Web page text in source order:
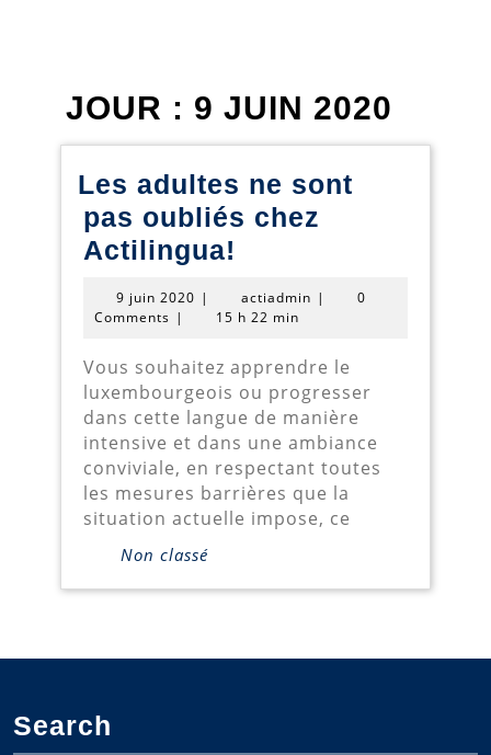
JOUR : 9 JUIN 2020
Les adultes ne sont
pas oubliés chez
Actilingua!
ne
pas
oubliés
chez
Actilingua!
9 juin 2020
juin
| actiadmin actiadmin
|
0
Comments | 15 h 22 min
Vous souhaitez apprendre le
luxembourgeois ou progresser
dans cette langue de manière
intensive et dans une ambiance
conviviale, en respectant toutes
les mesures barrières que la
situation actuelle impose, ce
Non classé
Search